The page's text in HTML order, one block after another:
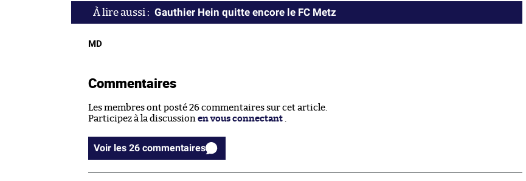
Gauthier Hein quitte encore le FC Metz
MD
Commentaires
Les membres ont posté 26 commentaires sur cet article.
Participez à la discussion en vous connectant
Voir les 26 commentaires